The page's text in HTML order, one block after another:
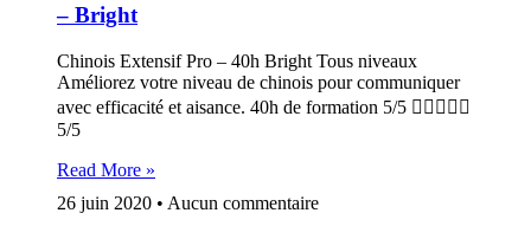
– Bright
Chinois Extensif Pro – 40h Bright Tous niveaux
Améliorez votre niveau de chinois pour communiquer
avec efficacité et aisance. 40h de formation 5/5 
5/5
Read More »
26 juin 2020
Aucun commentaire